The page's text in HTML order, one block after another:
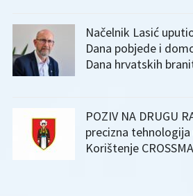
Načelnik Lasić
Dana pobjede i
Dana hrvatskih
POZIV NA DRUGU
precizna
Korištenje